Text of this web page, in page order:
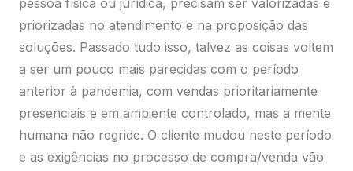
passa pela compreensão das necessidade e da
oferta de solução adequada. Os fornecedores de
tecnologias precisam adaptar seu mix de produtos
para ter uma oferta que realmente atenda as
necessidades de cada cliente. Mais do que tudo, é
necessário acompanhar o uso da solução pelo
cliente para saber se ela realmente trará resultados
satisfatórios. Não adianta apenas ter presença em